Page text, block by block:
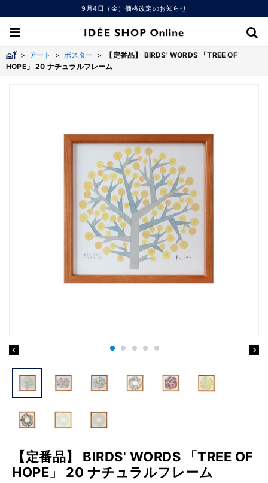
9月4日（金）価格改定のお知らせ
> アート > ポスター >
【定番品】 BIRDS' WORDS 「TREE OF
HOPE」 20 ナチュラルフレーム
【定番品】 BIRDS' WORDS 「TREE OF
HOPE」 20 ナチュラルフレーム